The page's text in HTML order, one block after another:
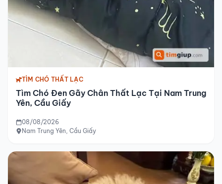
TÌM CHÓ THẤT LẠC
Tìm Chó Đen Gãy Chân Thất Lạc Tại Nam Trung
Yên, Cầu Giấy
08/08/2026
Nam Trung Yên, Cầu Giấy